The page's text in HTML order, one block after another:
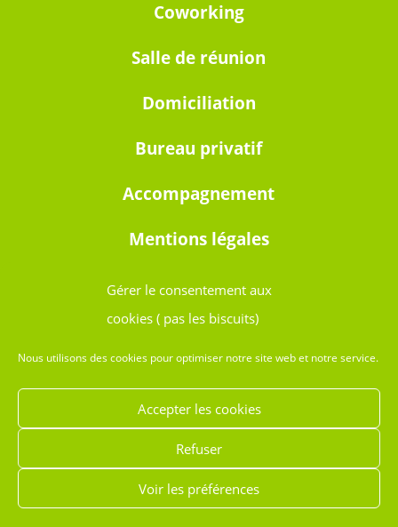
Gérer le consentement aux
cookies ( pas les biscuits)
Nous utilisons des cookies pour optimiser notre site web et notre service.
Accepter les cookies
Refuser
Voir les préférences
Coworking
Salle de réunion
Domiciliation
Bureau privatif
Accompagnement
Mentions légales
Ouvert 24h/24 et 7j7
Sorgues
Le Pontet
Vaucluse